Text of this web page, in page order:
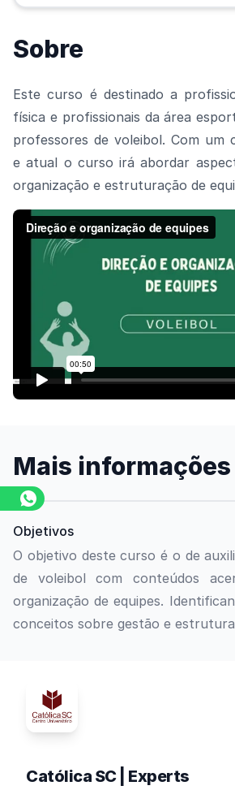
Sobre
Este curso é destinado a
física e profissionais da área
professores de voleibol. Com um
e atual o curso irá abordar
organização e estruturação de
Assista
Mais informações
Objetivos
O objetivo deste curso é o de
de voleibol com conteúdos
organização de equipes.
conceitos sobre gestão e
Católica SC | Experts